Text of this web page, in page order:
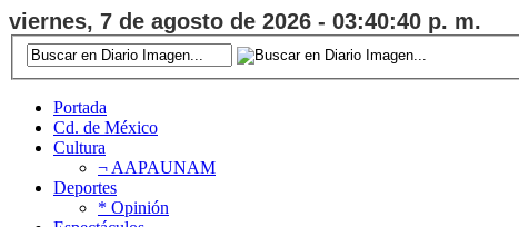
viernes, 7 de agosto de 2026 - 03:40:41 p. m.
Portada
Cd. de México
Cultura
¬ AAPAUNAM
Deportes
* Opinión